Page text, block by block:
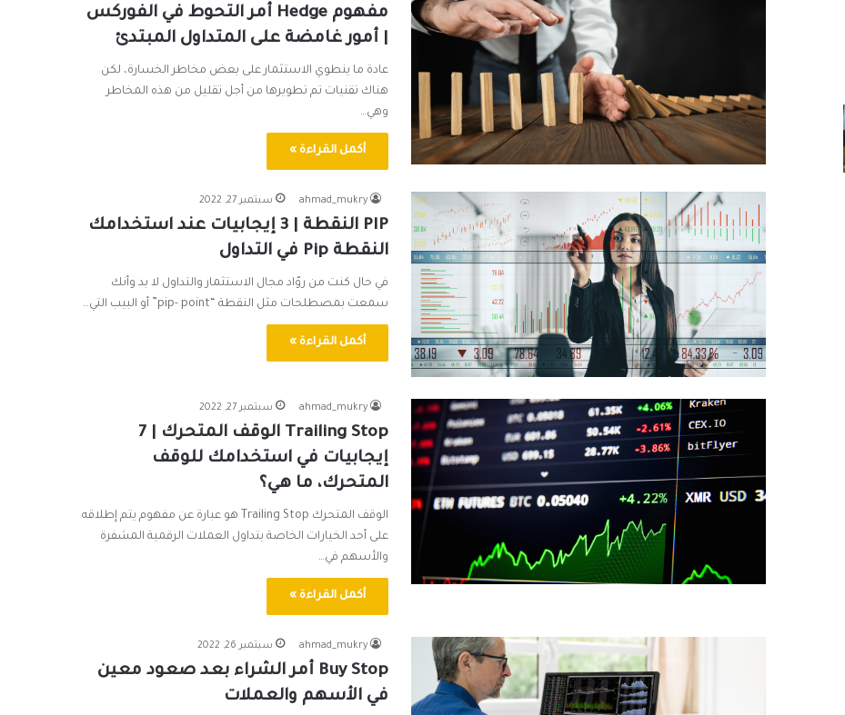
مفهوم Hedge أمر التحوط في الفوركس
| أمور غامضة على المتداول المبتدئ
عادة ما ينطوي الاستثمار على بعض مخاطر الخسارة، لكن
هناك تقنيات تم تطويرها من أجل تقليل من هذه المخاطر
وهي…
أكمل القراءة »
ahmad_mukry سبتمبر 27, 2022
PIP النقطة | 3 إيجابيات عند استخدامك
النقطة Pip في التداول
في حال كنت من روّاد مجال الاستثمار والتداول لا بد وأنك
سمعت بمصطلحات مثل النقطة “pip- point” أو البيب التي…
أكمل القراءة »
ahmad_mukry سبتمبر 27, 2022
Trailing Stop الوقف المتحرك | 7
إيجابيات في استخدامك للوقف
المتحرك، ما هي؟
الوقف المتحرك Trailing Stop هو عبارة عن مفهوم يتم إطلاقه
على أحد الخيارات الخاصة بتداول العملات الرقمية المشفرة
والأسهم في…
أكمل القراءة »
ahmad_mukry سبتمبر 26, 2022
Buy Stop أمر الشراء بعد صعود معين
في الأسهم والعملات